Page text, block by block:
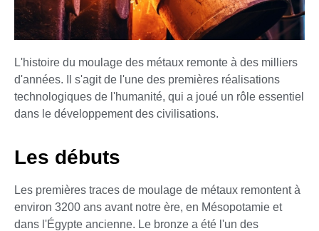
L'histoire du moulage des métaux remonte à des milliers
d'années. Il s'agit de l'une des premières réalisations
technologiques de l'humanité, qui a joué un rôle essentiel
dans le développement des civilisations.
Les débuts
Les premières traces de moulage de métaux remontent à
environ 3200 ans avant notre ère, en Mésopotamie et
dans l'Égypte ancienne. Le bronze a été l'un des